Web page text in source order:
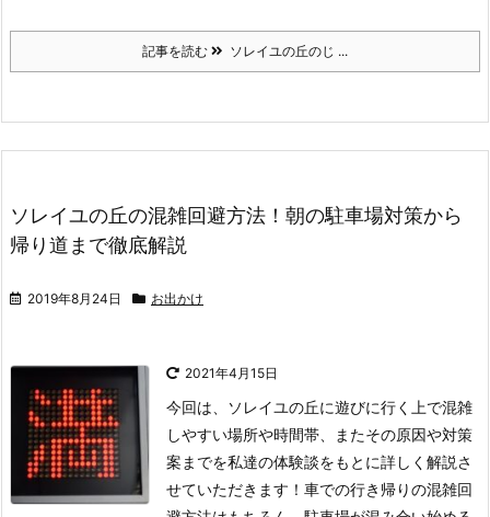
記事を読む ソレイユの丘のじ ...
ソレイユの丘の混雑回避方法！朝の駐車場対策から
帰り道まで徹底解説
2019年8月24日 お出かけ
2021年4月15日
今回は、ソレイユの丘に遊びに行く上で混雑
しやすい場所や時間帯、またその原因や対策
案までを私達の体験談をもとに詳しく解説さ
せていただきます！ 車での行き帰りの混雑回